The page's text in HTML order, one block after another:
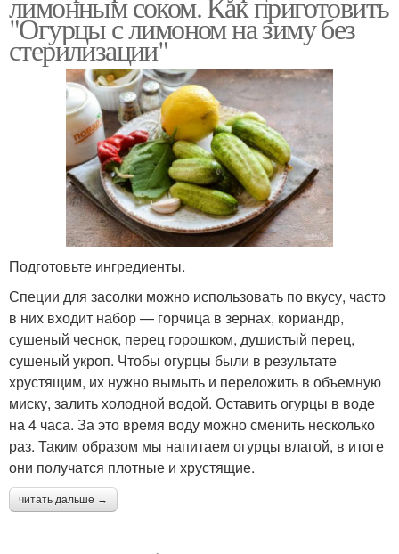
"Огурцы с лимоном на зиму без
стерилизации"
Подготовьте ингредиенты.
Специи для засолки можно использовать по вкусу, часто
в них входит набор — горчица в зернах, кориандр,
сушеный чеснок, перец горошком, душистый перец,
сушеный укроп. Чтобы огурцы были в результате
хрустящим, их нужно вымыть и переложить в объемную
миску, залить холодной водой. Оставить огурцы в воде
на 4 часа. За это время воду можно сменить несколько
раз. Таким образом мы напитаем огурцы влагой, в итоге
они получатся плотные и хрустящие.
читать дальше →